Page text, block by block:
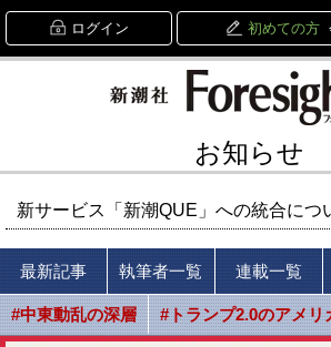
ログイン 初めての方
お知らせ
新サービス「新潮QUE」への統合につ
最新記事 執筆者一覧 連載一覧
#中東動乱の深層 #トランプ2.0のアメリ